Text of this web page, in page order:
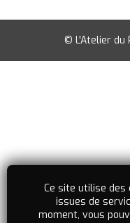
© L'Atelier du
Ce site utilise des
issues de
moment, vous